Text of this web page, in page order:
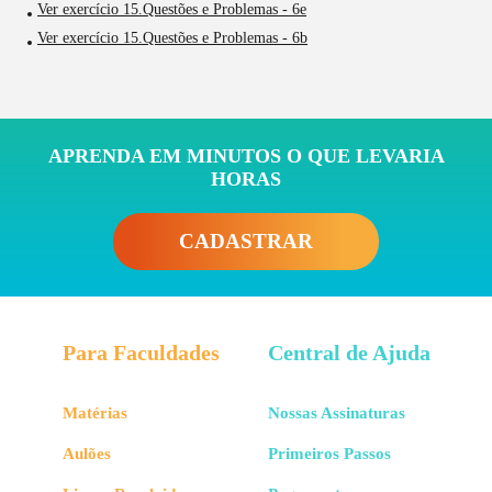
Ver exercício 15.Questões e Problemas - 6e
Ver exercício 15.Questões e Problemas - 6b
APRENDA EM MINUTOS O QUE LEVARIA
HORAS
CADASTRAR
Para Faculdades
Matérias
Aulões
Central de Ajuda
Nossas Assinaturas
Primeiros Passos